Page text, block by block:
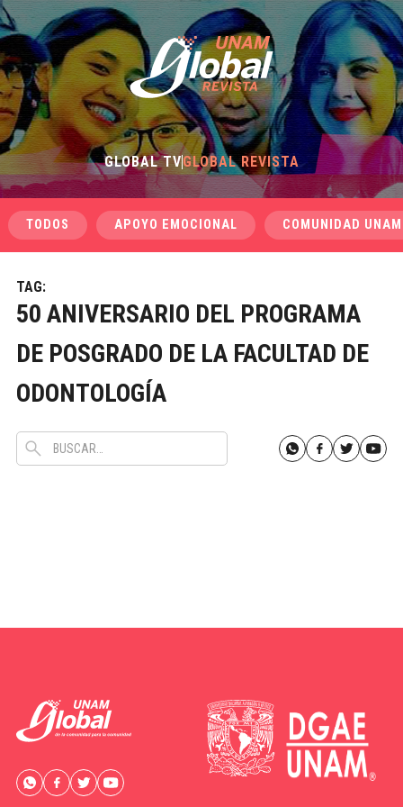
GLOBAL TVGLOBAL REVISTA
TODOS APOYO EMOCIONAL COMUNIDAD UNAM
TAG:
50 ANIVERSARIO DEL PROGRAMA
DE POSGRADO DE LA FACULTAD DE
ODONTOLOGÍA